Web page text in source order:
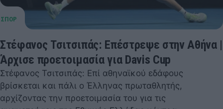
Στέφανος Τσιτσιπάς: Επέστρεψε στην Αθήνα |
Άρχισε προετοιμασία για Davis Cup
Στέφανος Τσιτσιπάς: Επί αθηναϊκού εδάφους
βρίσκεται και πάλι ο Έλληνας πρωταθλητής,
αρχίζοντας την προετοιμασία του για τις